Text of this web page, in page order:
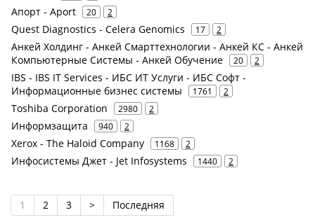
Апорт - Aport 20 2
Quest Diagnostics - Celera Genomics 17 2
Анкей Холдинг - Анкей Смарттехнологии - Анкей КС - Анкей
Компьютерные Системы - Анкей Обучение
20 2
IBS - IBS IT Services - ИБС ИТ Услуги - ИБС Софт -
Информационные бизнес системы
1761 2
Toshiba Corporation 2980 2
Информзащита 940 2
Xerox - The Haloid Company 1168 2
Инфосистемы Джет - Jet Infosystems 1440 2
1 2 3 > Последняя